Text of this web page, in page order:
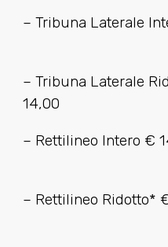
– Tribuna
– Tribuna Laterale
– Rettilineo
– Rettilineo